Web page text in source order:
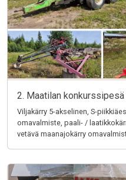
2. Maatilan
Viljakärry 5-akselinen, S-
omavalmiste, paali- /
vetävä maanajokärry